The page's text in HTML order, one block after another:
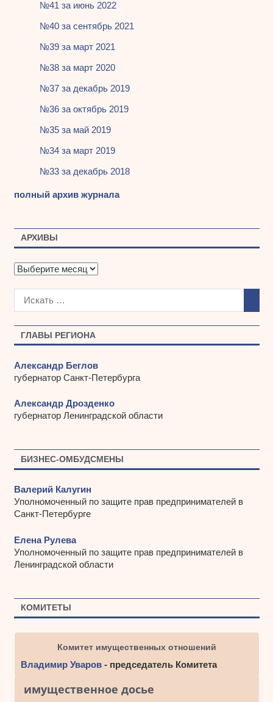
ГЛАВЫ РЕГИОНА
Александр Беглов
губернатор Санкт-Петербурга
Александр Дрозденко
губернатор Ленинградской области
БИЗНЕС-ОМБУДСМЕНЫ
Валерий Калугин
Уполномоченный по защите прав предпринимателей в
Санкт-Петербурге
Елена Рулева
Уполномоченный по защите прав предпринимателей в
Ленинградской области
КОМИТЕТЫ
Комитет имущественных отношений
Владимир Уваров- председатель Комитета
имущественное досье
№41 за июнь 2022
№40 за сентябрь 2021
№39 за март 2021
№38 за март 2020
№37 за декабрь 2019
№36 за октябрь 2019
№35 за май 2019
№34 за март 2019
№33 за декабрь 2018
полный архив журнала
АРХИВЫ
А
х
ы